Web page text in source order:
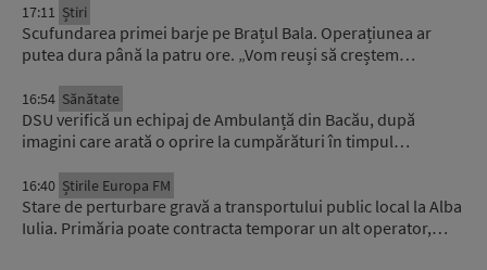
17:11 Știri
Scufundarea primei barje pe Brațul Bala. Operațiunea ar
putea dura până la patru ore. „Vom reuși să creștem…
16:54 Sănătate
DSU verifică un echipaj de Ambulanță din Bacău, după
imagini care arată o oprire la cumpărături în timpul…
16:40 Știrile Europa FM
Stare de perturbare gravă a transportului public local la Alba
Iulia. Primăria poate contracta temporar un alt operator,…